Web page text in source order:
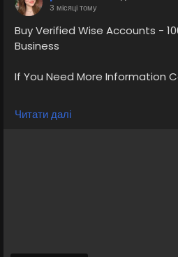
3 місяці тому
Buy Verified Wise Accounts -
Business
If You Need More Information
💠⫸Telegram: EkPrime
💠⫸Whatsapp: +1 (870) 202-
Читати далі